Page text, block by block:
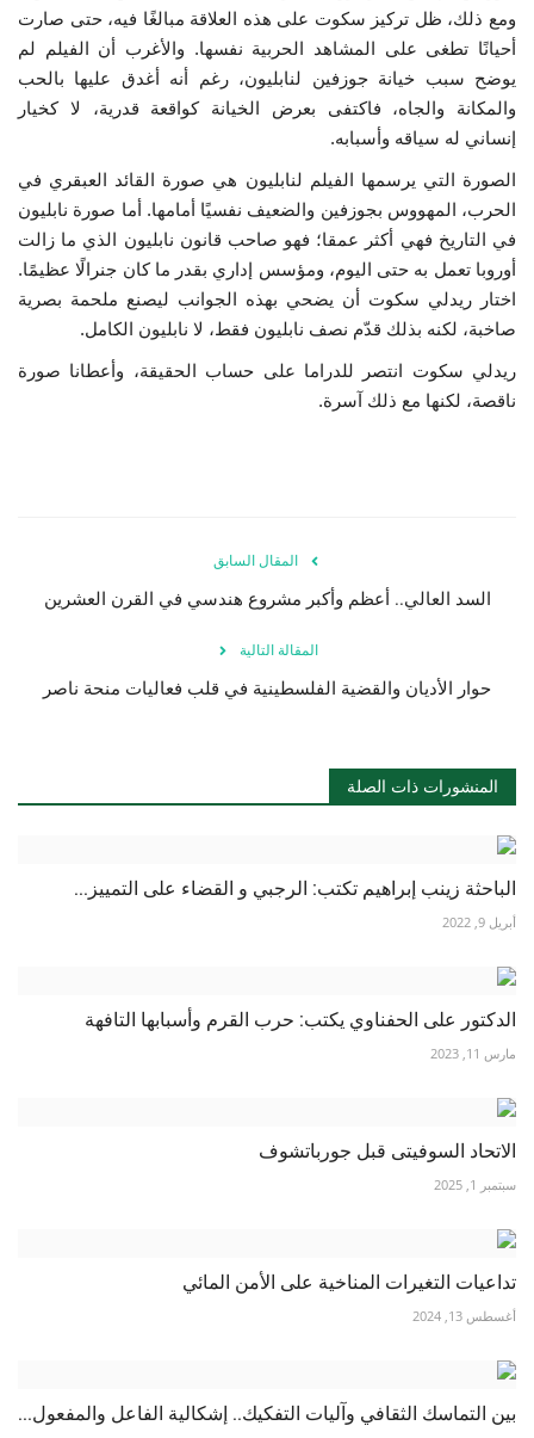
ومع ذلك، ظل تركيز سكوت على هذه العلاقة مبالغًا فيه، حتى صارت
أحيانًا تطغى على المشاهد الحربية نفسها. والأغرب أن الفيلم لم
يوضح سبب خيانة جوزفين لنابليون، رغم أنه أغدق عليها بالحب
والمكانة والجاه، فاكتفى بعرض الخيانة كواقعة قدرية، لا كخيار
إنساني له سياقه وأسبابه.
الصورة التي يرسمها الفيلم لنابليون هي صورة القائد العبقري في
الحرب، المهووس بجوزفين والضعيف نفسيًا أمامها. أما صورة نابليون
في التاريخ فهي أكثر عمقا؛ فهو صاحب قانون نابليون الذي ما زالت
أوروبا تعمل به حتى اليوم، ومؤسس إداري بقدر ما كان جنرالًا عظيمًا.
اختار ريدلي سكوت أن يضحي بهذه الجوانب ليصنع ملحمة بصرية
صاخبة، لكنه بذلك قدّم نصف نابليون فقط، لا نابليون الكامل.
ريدلي سكوت انتصر للدراما على حساب الحقيقة، وأعطانا صورة
ناقصة، لكنها مع ذلك آسرة.
المقال السابق
السد العالي.. أعظم وأكبر مشروع هندسي في القرن العشرين
المقالة التالية
حوار الأديان والقضية الفلسطينية في قلب فعاليات منحة ناصر
المنشورات ذات الصلة
الباحثة زينب إبراهيم تكتب: الرجبي و القضاء على التمييز...
أبريل 9, 2022
الدكتور على الحفناوي يكتب: حرب القرم وأسبابها التافهة
مارس 11, 2023
الاتحاد السوفيتى قبل جورباتشوف
سبتمبر 1, 2025
تداعيات التغيرات المناخية على الأمن المائي
أغسطس 13, 2024
بين التماسك الثقافي وآليات التفكيك.. إشكالية الفاعل والمفعول...